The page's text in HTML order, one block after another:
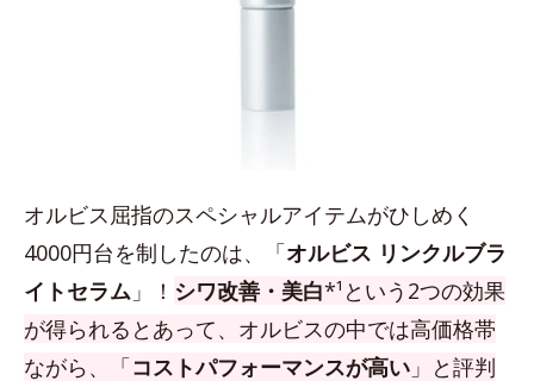
オルビス屈指のスペシャルアイテムがひしめく
4000円台を制したのは、「オルビス リンクルブラ
イトセラム 」！ シワ改善・美白*¹という2つの効果
が得られるとあって、オルビスの中では高価格帯
ながら、「コストパフォーマンスが高い 」と評判